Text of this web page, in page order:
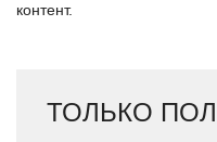
контент.
ТОЛЬКО